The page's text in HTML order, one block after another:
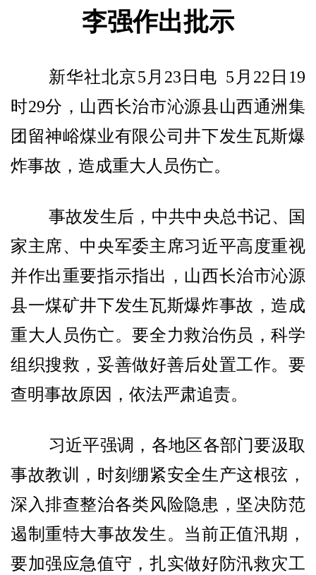
李强作出批示
新华社北京5月23日电 5月22日19
时29分，山西长治市沁源县山西通洲集
团留神峪煤业有限公司井下发生瓦斯爆
炸事故，造成重大人员伤亡。
事故发生后，中共中央总书记、国
家主席、中央军委主席习近平高度重视
并作出重要指示指出，山西长治市沁源
县一煤矿井下发生瓦斯爆炸事故，造成
重大人员伤亡。要全力救治伤员，科学
组织搜救，妥善做好善后处置工作。要
查明事故原因，依法严肃追责。
习近平强调，各地区各部门要汲取
事故教训，时刻绷紧安全生产这根弦，
深入排查整治各类风险隐患，坚决防范
遏制重特大事故发生。当前正值汛期，
要加强应急值守，扎实做好防汛救灾工